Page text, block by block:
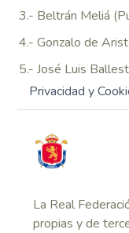
Privacidad y
La Real
propias y de
3.- Beltrán Meliá
4.- Gonzalo de
5.- José Luis
Resultados
REALE
1.- Martina Muñoz
2.- Nieves Martín
+.- Natalia